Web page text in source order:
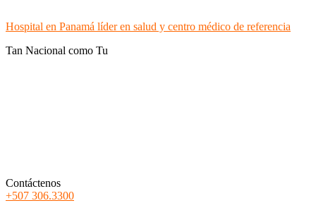
Hospital en Panamá líder en salud y centro médico de referencia
Tan Nacional como Tu
Contáctenos
+507 306.3300